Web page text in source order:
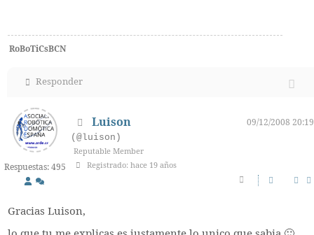
RoBoTiCsBCN
Responder
Respuestas: 495
Luison
09/12/2008 20:19
(@luison)
Reputable Member
Registrado: hace 19 años
Gracias Luison,